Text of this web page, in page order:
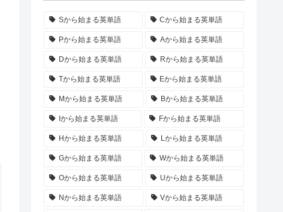
Sから始まる英単語 Cから始まる英単語
Pから始まる英単語 Aから始まる英単語
Dから始まる英単語 Rから始まる英単語
Tから始まる英単語 Eから始まる英単語
Mから始まる英単語 Bから始まる英単語
Iから始まる英単語 Fから始まる英単語
Hから始まる英単語 Lから始まる英単語
Gから始まる英単語 Wから始まる英単語
Oから始まる英単語 Uから始まる英単語
Nから始まる英単語 Vから始まる英単語